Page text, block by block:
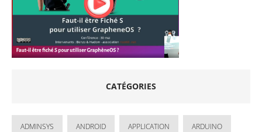
CATÉGORIES
ADMINSYS ANDROID APPLICATION ARDUINO